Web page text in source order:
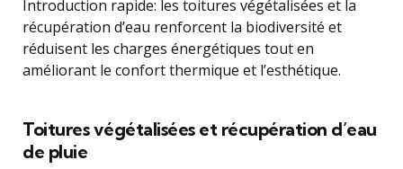
Introduction rapide: les toitures végétalisées et la
récupération d’eau renforcent la biodiversité et
réduisent les charges énergétiques tout en
améliorant le confort thermique et l’esthétique.
Toitures végétalisées et récupération d’eau
de pluie